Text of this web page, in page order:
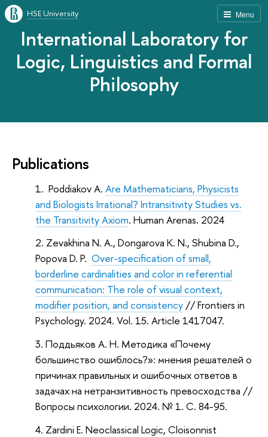
Menu
HSE University
International Laboratory for
Logic, Linguistics and Formal
Philosophy
Publications
Poddiakov A. Are Mathematicians, Physicists
and Biologists Irrational? Intransitivity Studies vs.
the Transitivity Axiom. Human Arenas. 2024
Zevakhina N. A., Dongarova K. N., Shubina D.,
Popova D. P. Over-specification of small,
borderline cardinalities and color in referential
communication: The role of visual context,
modifier position, and consistency // Frontiers in
Psychology. 2024. Vol. 15. Article 1417047.
Поддьяков А. Н. Методика «Почему
большинство ошиблось?»: мнения решателей о
причинах правильных и ошибочных ответов в
задачах на нетранзитивность превосходства //
Вопросы психологии. 2024. № 1. С. 84-95.
Zardini E. Neoclassical Logic, Cloisonnist